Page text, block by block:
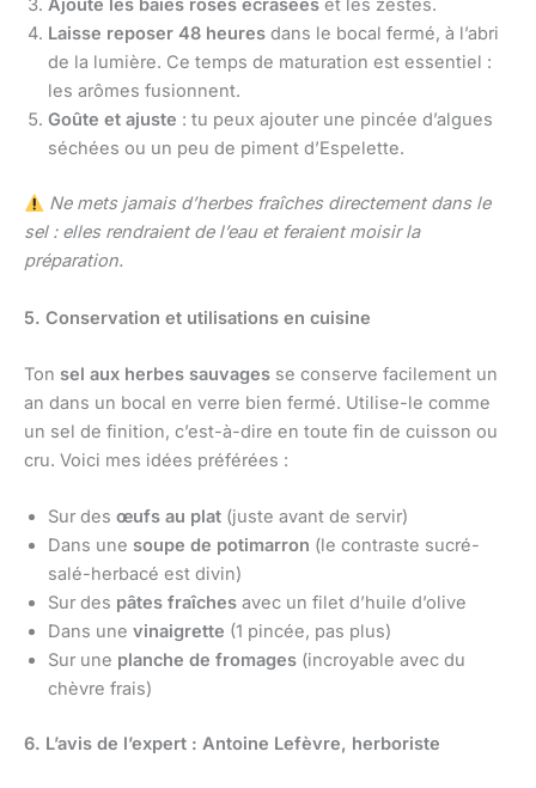
Ajoute les baies roses écrasées et les zestes.
Laisse reposer 48 heures dans le bocal fermé, à l’abri
de la lumière. Ce temps de maturation est essentiel :
les arômes fusionnent.
Goûte et ajuste : tu peux ajouter une pincée d’algues
séchées ou un peu de piment d’Espelette.
Ne mets jamais d’herbes fraîches directement dans le
sel : elles rendraient de l’eau et feraient moisir la
préparation.
5. Conservation et utilisations en cuisine
Ton sel aux herbes sauvages se conserve facilement un
an dans un bocal en verre bien fermé. Utilise-le comme
un sel de finition, c’est-à-dire en toute fin de cuisson ou
cru. Voici mes idées préférées :
Sur des œufs au plat (juste avant de servir)
Dans une soupe de potimarron (le contraste sucré-
salé-herbacé est divin)
Sur des pâtes fraîches avec un filet d’huile d’olive
Dans une vinaigrette (1 pincée, pas plus)
Sur une planche de fromages (incroyable avec du
chèvre frais)
6. L’avis de l’expert : Antoine Lefèvre, herboriste